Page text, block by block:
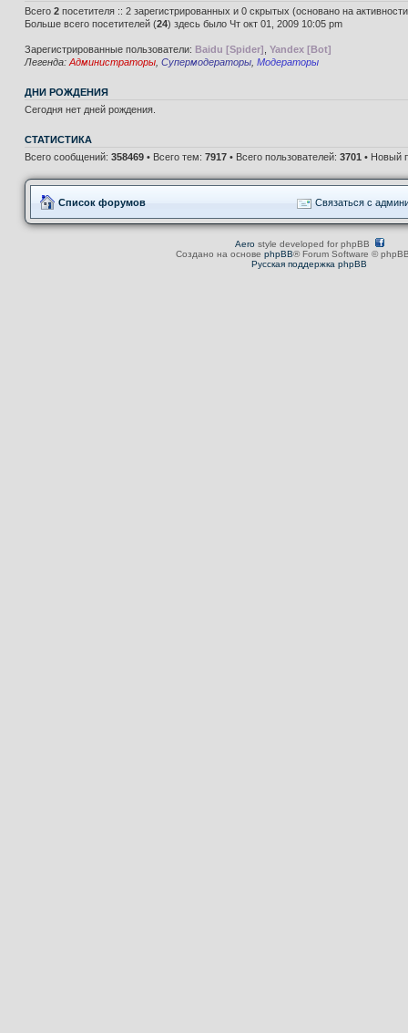
Всего 2 посетителя :: 2 зарегистрированных и 0 скрытых (основано на
Больше всего посетителей (24) здесь было Чт окт 01, 2009 10:05 pm
Зарегистрированные пользователи: Baidu [Spider] Yandex [Bot]
Легенда: Администраторы Супермодераторы Модераторы
ДНИ РОЖДЕНИЯ
Сегодня нет дней рождения.
СТАТИСТИКА
Всего сообщений: 358469 • Всего тем: 7917 • Всего пользователей: 3701 • Новый
Список форумов Связаться с
Aerostyle developed for phpBB
Создано на основе phpBB® Forum Software ©
Русская поддержка phpBB